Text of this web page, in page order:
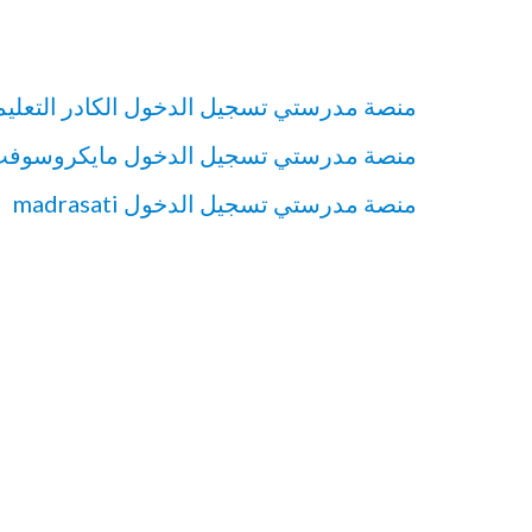
منصة مدرستي تسجيل الدخول الكادر
منصة مدرستي تسجيل الدخول
منصة مدرستي تسجيل الدخول madrasati